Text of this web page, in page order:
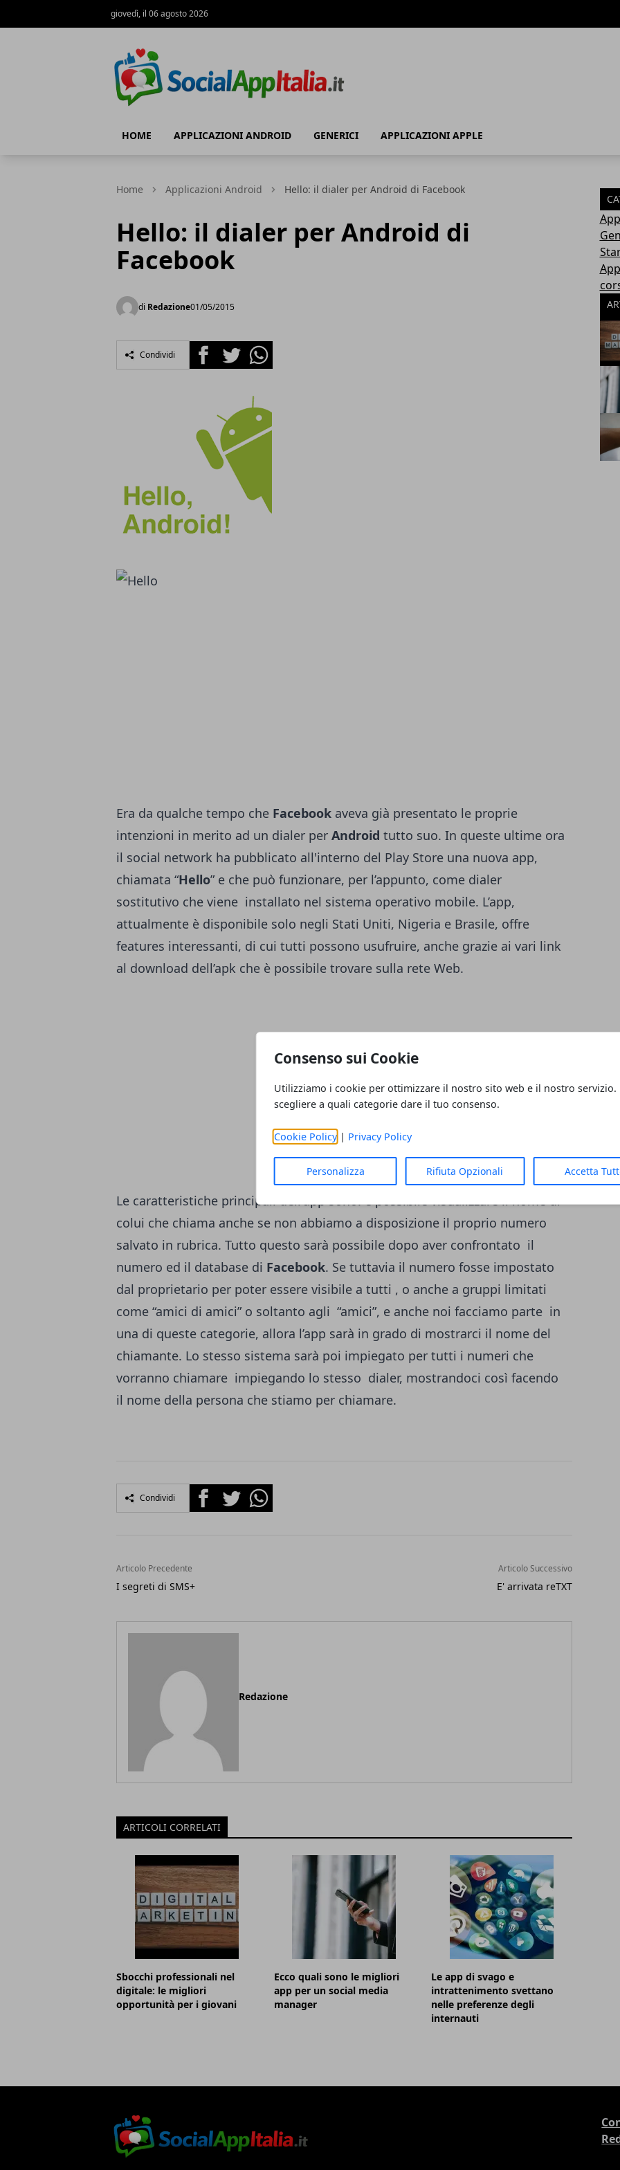
Consenso sui Cookie
Utilizziamo i cookie per ottimizzare il nostro sito web e il nostro servizio.
scegliere a quali categorie dare il tuo consenso.
Cookie Policy| Privacy Policy
Personalizza Rifiuta Opzionali Accetta
giovedì, il 06 agosto 2026
HOME APPLICAZIONI ANDROID GENERICI APPLICAZIONI APPLE
Home Applicazioni Android Hello: il dialer per Android di Facebook
Hello: il dialer per Android di
Facebook
di Redazione01/05/2015
Condividi FacebookTwitterWhatsapp
Era da qualche tempo che Facebook aveva già presentato le proprie
intenzioni in merito ad un dialer per Android tutto suo. In queste ultime ora
il social network ha pubblicato all'interno del Play Store una nuova app,
chiamata “Hello” e che può funzionare, per l’appunto, come dialer
sostitutivo che viene installato nel sistema operativo mobile. L’app,
attualmente è disponibile solo negli Stati Uniti, Nigeria e Brasile, offre
features interessanti, di cui tutti possono usufruire, anche grazie ai vari link
al download dell’apk che è possibile trovare sulla rete Web.
Le caratteristiche principali dell'app sono: è possibile visualizzare il nome di
colui che chiama anche se non abbiamo a disposizione il proprio numero
salvato in rubrica. Tutto questo sarà possibile dopo aver confrontato il
numero ed il database di Facebook. Se tuttavia il numero fosse impostato
dal proprietario per poter essere visibile a tutti , o anche a gruppi limitati
come “amici di amici” o soltanto agli “amici”, e anche noi facciamo parte in
una di queste categorie, allora l’app sarà in grado di mostrarci il nome del
chiamante. Lo stesso sistema sarà poi impiegato per tutti i numeri che
vorranno chiamare impiegando lo stesso dialer, mostrandoci così facendo
il nome della persona che stiamo per chiamare.
Condividi FacebookTwitterWhatsapp
Articolo Precedente
I segreti di SMS+
Articolo Successivo
E' arrivata reTXT
Redazione
ARTICOLI CORRELATI
Sbocchi professionali nel
digitale: le migliori
opportunità per i giovani
Ecco quali sono le migliori
app per un social media
manager
Le app di svago e
intrattenimento svettano
nelle preferenze degli
internauti